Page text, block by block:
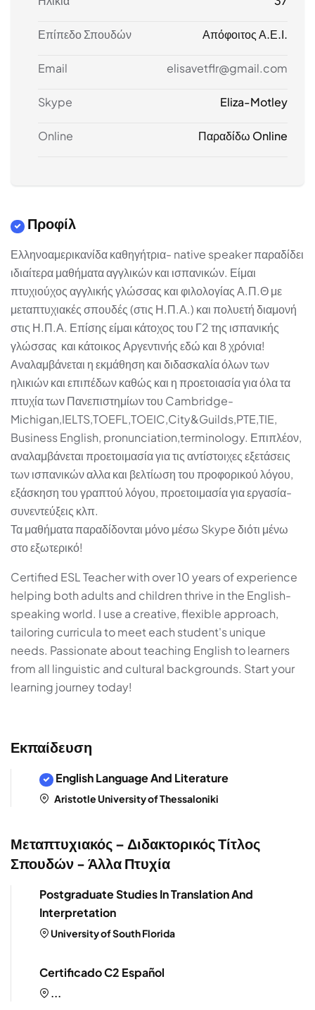
Επίπεδο Σπουδών Απόφοιτος Α.Ε.Ι.
Email elisavetflr@gmail.com
Skype Eliza-Motley
Online Παραδίδω Online
Προφίλ
Ελληνοαμερικανίδα καθηγήτρια- native speaker παραδίδει
ιδιαίτερα μαθήματα αγγλικών και ισπανικών. Είμαι
πτυχιούχος αγγλικής γλώσσας και φιλολογίας Α.Π.Θ με
μεταπτυχιακές σπουδές (στις Η.Π.Α.) και πολυετή διαμονή
στις Η.Π.Α. Επίσης είμαι κάτοχος του Γ2 της ισπανικής
γλώσσας και κάτοικος Αργεντινής εδώ και 8 χρόνια!
Αναλαμβάνεται η εκμάθηση και διδασκαλία όλων των
ηλικιών και επιπέδων καθώς και η προετοιασία για όλα τα
πτυχία των Πανεπιστημίων του Cambridge-
Michigan,IELTS,TOEFL,TOEIC,City&Guilds,PTE,TIE,
Business English, pronunciation,terminology. Επιπλέον,
αναλαμβάνεται προετοιμασία για τις αντίστοιχες εξετάσεις
των ισπανικών αλλα και βελτίωση του προφορικού λόγου,
εξάσκηση του γραπτού λόγου, προετοιμασία για εργασία-
συνεντεύξεις κλπ.
Τα μαθήματα παραδίδονται μόνο μέσω Skype διότι μένω
στο εξωτερικό!
Certified ESL Teacher with over 10 years of experience
helping both adults and children thrive in the English-
speaking world. I use a creative, flexible approach,
tailoring curricula to meet each student's unique
needs. Passionate about teaching English to learners
from all linguistic and cultural backgrounds. Start your
learning journey today!
Εκπαίδευση
English Language And Literature
Aristotle University of Thessaloniki
Μεταπτυχιακός – Διδακτορικός Τίτλος
Σπουδών - Άλλα Πτυχία
Postgraduate Studies In Translation And
Interpretation
University of South Florida
Certificado C2 Español
...